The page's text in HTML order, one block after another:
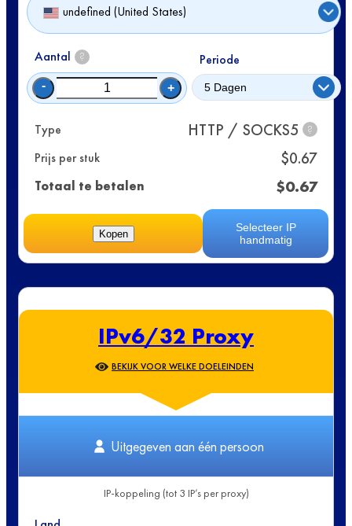
undefined (United States)
Aantal ?
- +
Periode
Type HTTP / SOCKS5 ?
Prijs per stuk $0.67
Totaal te betalen $0.67
Selecteer IP
handmatig
Kopen
IPv6/32 Proxy
BEKIJK VOOR WELKE DOELEINDEN
Uitgegeven aan één persoon
IP-koppeling (tot 3 IP’s per proxy)